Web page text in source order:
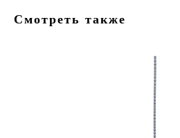
Смотреть также